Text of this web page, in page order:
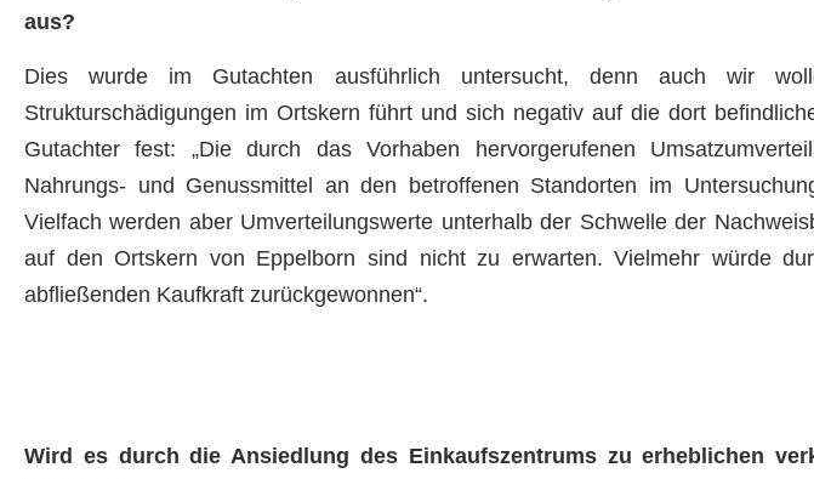
aus?
Dies wurde im Gutachten ausführlich untersucht, denn auch wir
Strukturschädigungen im Ortskern führt und sich negativ auf die dort
Gutachter fest: „Die durch das Vorhaben hervorgerufenen
Nahrungs- und Genussmittel an den betroffenen Standorten im
Vielfach werden aber Umverteilungswerte unterhalb der Schwelle der
auf den Ortskern von Eppelborn sind nicht zu erwarten. Vielmehr würde
abfließenden Kaufkraft zurückgewonnen“.
Wird es durch die Ansiedlung des Einkaufszentrums zu erheblichen